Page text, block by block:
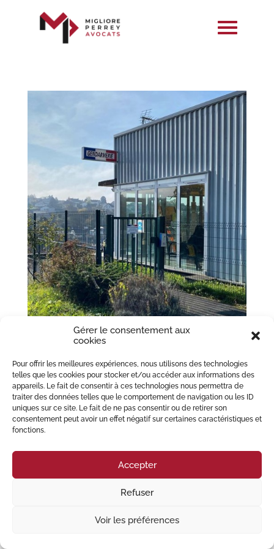
Gérer le consentement aux
cookies
Pour offrir les meilleures expériences, nous utilisons des technologies
telles que les cookies pour stocker et/ou accéder aux informations des
appareils. Le fait de consentir à ces technologies nous permettra de
traiter des données telles que le comportement de navigation ou les ID
uniques sur ce site. Le fait de ne pas consentir ou de retirer son
consentement peut avoir un effet négatif sur certaines caractéristiques et
fonctions.
Accepter
Refuser
Voir les préférences
Le dépôt de plainte
parMIGLIORE PERREY Avocats |Mar 29, 2022|Droit
pénal,Préjudices corporels
Par principe, déposer une plainte permet à une personne qui se dit victime
d’informer la justice de l’existence d’une infraction. Il est possible depuis